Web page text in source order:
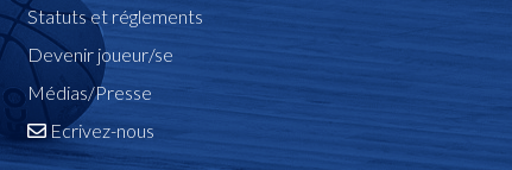
Statuts et réglements
Devenir joueur/se
Médias/Presse
Ecrivez-nous